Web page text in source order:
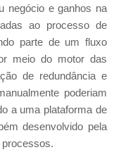
negócio e ganhos na
ao processo de
parte de um fluxo
meio do motor das
de redundância e
poderiam
a uma plataforma de
desenvolvido pela
processos.